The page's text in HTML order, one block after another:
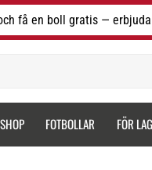
få en boll gratis —
FOTBOLLAR FÖR LAG